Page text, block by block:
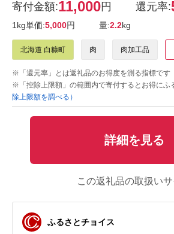
寄付金額:11,000円 還元率:
1kg単価:5,000円 量:2.2kg
北海道 白糠町 肉 肉加工品
※「還元率」とは返礼品のお得度を測る指標です
※「控除上限額」の範囲内で寄付するとお得にふ
除上限額を調べる）
詳細を見る
この返礼品の取扱いサ
ふるさとチョイス